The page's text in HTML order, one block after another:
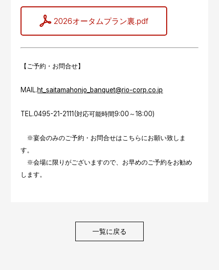
2026オータムプラン裏.pdf
【ご予約・お問合せ】
MAIL.ht_saitamahonjo_banquet@rio-corp.co.jp
TEL.0495-21-2111(対応可能時間9:00～18:00)
※宴会のみのご予約・お問合せはこちらにお願い致しま
す。
※会場に限りがございますので、お早めのご予約をお勧め
します。
一覧に戻る